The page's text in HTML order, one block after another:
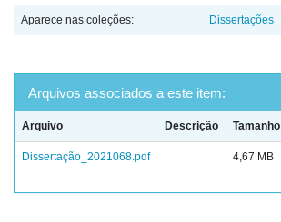
Aparece nas coleções: Dissertações
Arquivos associados a este item:
Arquivo Descrição Tamanho
Dissertação_2021068.pdf 4,67 MB